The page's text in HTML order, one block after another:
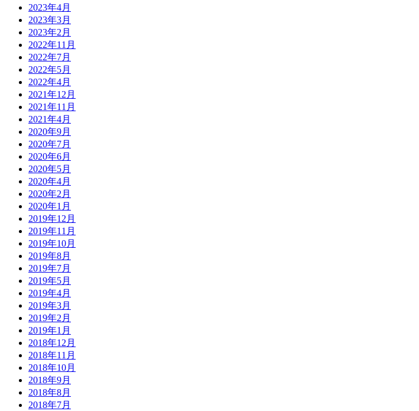
2023年4月
2023年3月
2023年2月
2022年11月
2022年7月
2022年5月
2022年4月
2021年12月
2021年11月
2021年4月
2020年9月
2020年7月
2020年6月
2020年5月
2020年4月
2020年2月
2020年1月
2019年12月
2019年11月
2019年10月
2019年8月
2019年7月
2019年5月
2019年4月
2019年3月
2019年2月
2019年1月
2018年12月
2018年11月
2018年10月
2018年9月
2018年8月
2018年7月